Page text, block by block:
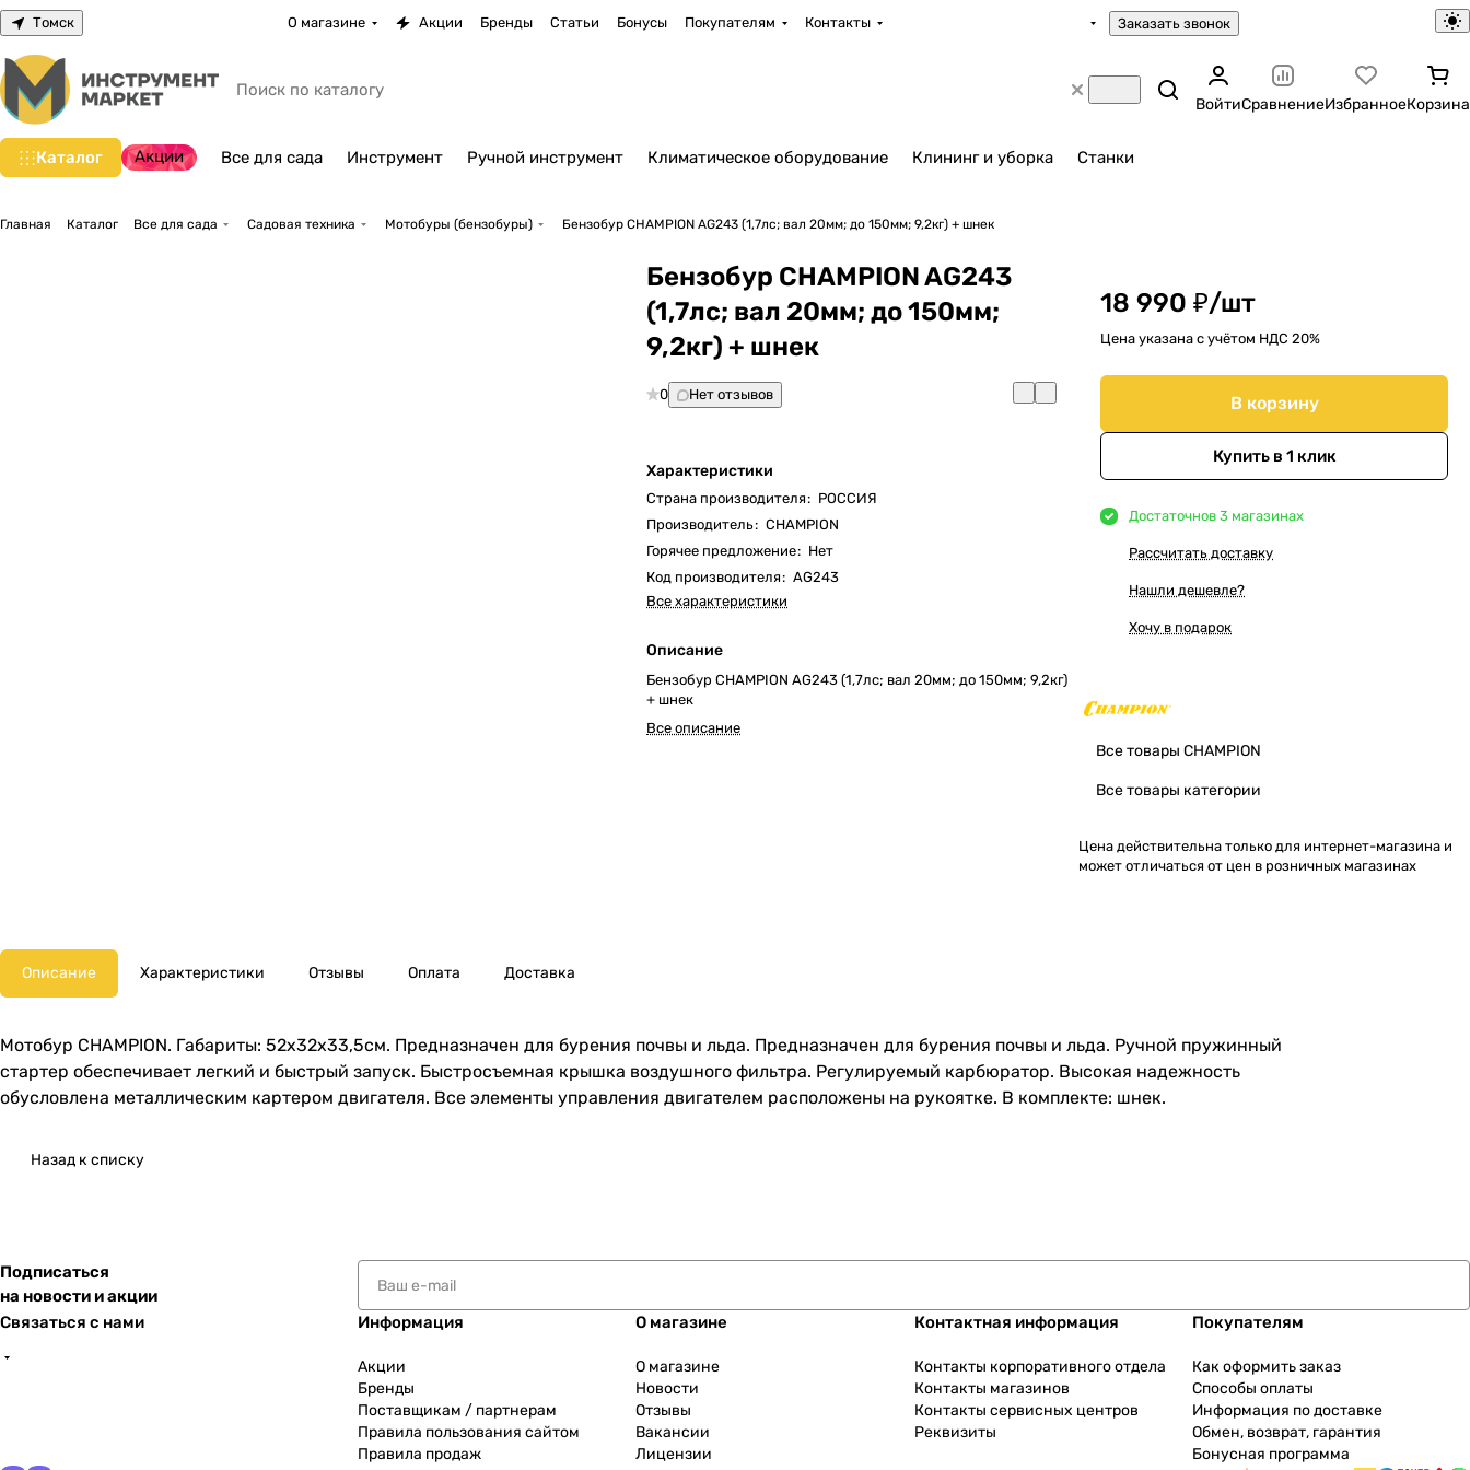
Томск О магазине Акции Бренды Статьи Бонусы Покупателям Контакты Заказать звонок
ВойтиСравнениеИзбранноеКорзина
Каталог Акции Все для сада Инструмент Ручной инструмент Климатическое оборудование Клининг и уборка Станки
Главная Каталог Все для сада Садовая техника Мотобуры (бензобуры) Бензобур CHAMPION AG243 (1,7лс; вал 20мм; до 150мм; 9,2кг) + шнек
Бензобур CHAMPION AG243
(1,7лс; вал 20мм; до 150мм;
9,2кг) + шнек
0 Нет отзывов
Характеристики
Страна производителя: РОССИЯ
Производитель: CHAMPION
Горячее предложение: Нет
Код производителя: AG243
Все характеристики
Описание
Бензобур CHAMPION AG243 (1,7лс; вал 20мм; до 150мм; 9,2кг)
+ шнек
Все описание
18 990 ₽/шт
Цена указана с учётом НДС 20%
В корзину
Купить в 1 клик
Достаточнов 3 магазинах
Рассчитать доставку
Нашли дешевле?
Хочу в подарок
Все товары CHAMPION
Все товары категории
Цена действительна только для интернет-магазина и
может отличаться от цен в розничных магазинах
Описание Характеристики Отзывы Оплата Доставка
Мотобур CHAMPION. Габариты: 52х32х33,5см. Предназначен для бурения почвы и льда. Предназначен для бурения почвы и льда. Ручной пружинный
стартер обеспечивает легкий и быстрый запуск. Быстросъемная крышка воздушного фильтра. Регулируемый карбюратор. Высокая надежность
обусловлена металлическим картером двигателя. Все элементы управления двигателем расположены на рукоятке. В комплекте: шнек.
Назад к списку
Подписаться
на новости и акции
Связаться с нами
Информация
Акции
Бренды
Поставщикам / партнерам
Правила пользования сайтом
Правила продаж
О магазине
О магазине
Новости
Отзывы
Вакансии
Лицензии
Контактная информация
Контакты корпоративного отдела
Контакты магазинов
Контакты сервисных центров
Реквизиты
Покупателям
Как оформить заказ
Способы оплаты
Информация по доставке
Обмен, возврат, гарантия
Бонусная программа